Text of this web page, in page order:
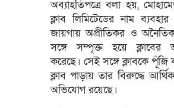
অব্যাহতিপত্রে বলা হয়,
ক্লাব লিমিটেডের নাম ব্যবহার
জায়গায় অপ্রীতিকর ও
সঙ্গে সম্পৃক্ত হয়ে ক্লাবের
করেছে। সেই সঙ্গে ক্লাবকে
ক্লাব পাড়ায় তার বিরুদ্ধে
অভিযোগ রয়েছে।